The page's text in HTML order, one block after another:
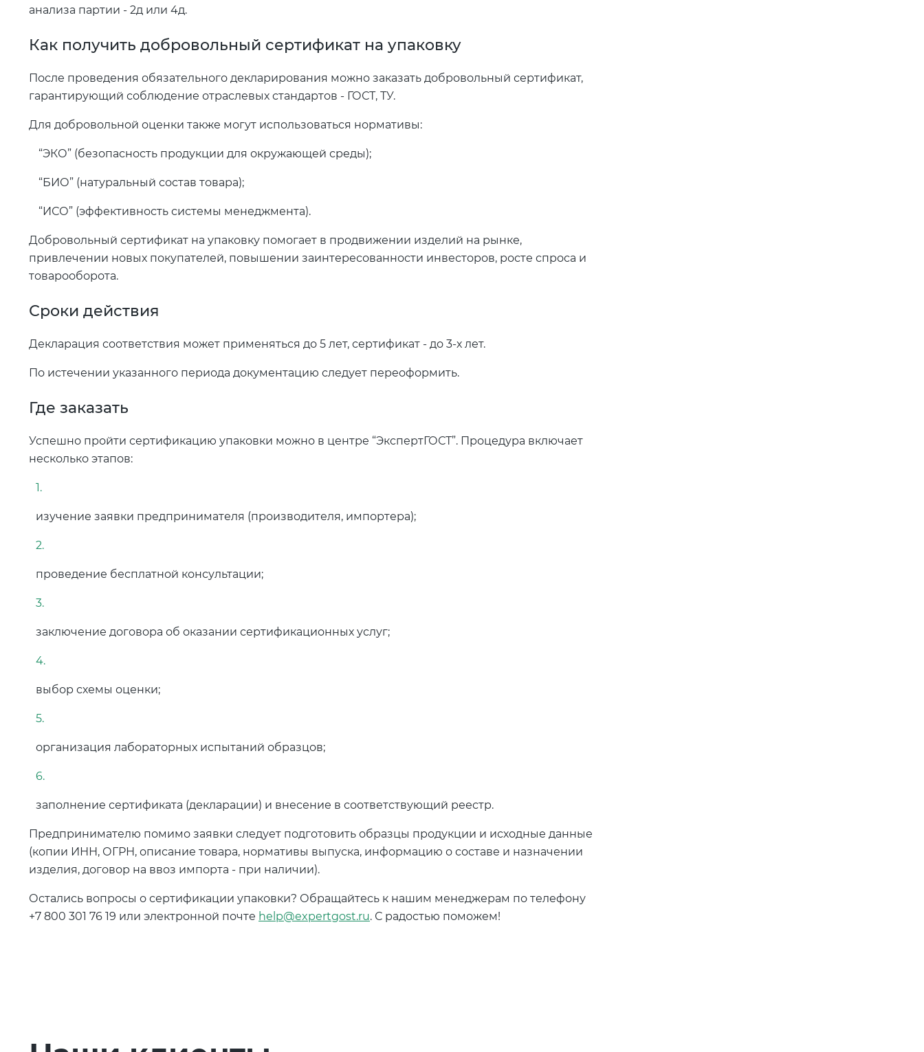
анализа партии - 2д или 4д.
Как получить добровольный сертификат на упаковку
После проведения обязательного декларирования можно заказать добровольный сертификат,
гарантирующий соблюдение отраслевых стандартов - ГОСТ, ТУ.
Для добровольной оценки также могут использоваться нормативы:
“ЭКО” (безопасность продукции для окружающей среды);
“БИО” (натуральный состав товара);
“ИСО” (эффективность системы менеджмента).
Добровольный сертификат на упаковку помогает в продвижении изделий на рынке,
привлечении новых покупателей, повышении заинтересованности инвесторов, росте спроса и
товарооборота.
Сроки действия
Декларация соответствия может применяться до 5 лет, сертификат - до 3-х лет.
По истечении указанного периода документацию следует переоформить.
Где заказать
Успешно пройти сертификацию упаковки можно в центре “ЭкспертГОСТ”. Процедура включает
несколько этапов:
изучение заявки предпринимателя (производителя, импортера);
проведение бесплатной консультации;
заключение договора об оказании сертификационных услуг;
выбор схемы оценки;
организация лабораторных испытаний образцов;
заполнение сертификата (декларации) и внесение в соответствующий реестр.
Предпринимателю помимо заявки следует подготовить образцы продукции и исходные данные
(копии ИНН, ОГРН, описание товара, нормативы выпуска, информацию о составе и назначении
изделия, договор на ввоз импорта - при наличии).
Остались вопросы о сертификации упаковки? Обращайтесь к нашим менеджерам по телефону
+7 800 301 76 19 или электронной почте help@expertgost.ru. С радостью поможем!